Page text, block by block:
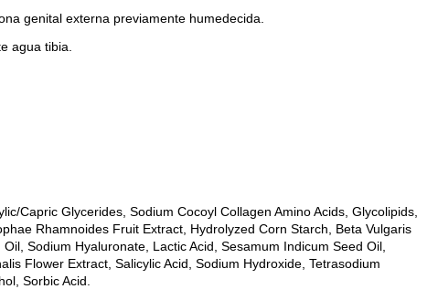
genital externa previamente humedecida.
agua tibia.
Capric Glycerides, Sodium Cocoyl Collagen Amino Acids, Glycolipids,
Rhamnoides Fruit Extract, Hydrolyzed Corn Starch, Beta Vulgaris
Sodium Hyaluronate, Lactic Acid, Sesamum Indicum Seed Oil,
Flower Extract, Salicylic Acid, Sodium Hydroxide, Tetrasodium
Sorbic Acid.